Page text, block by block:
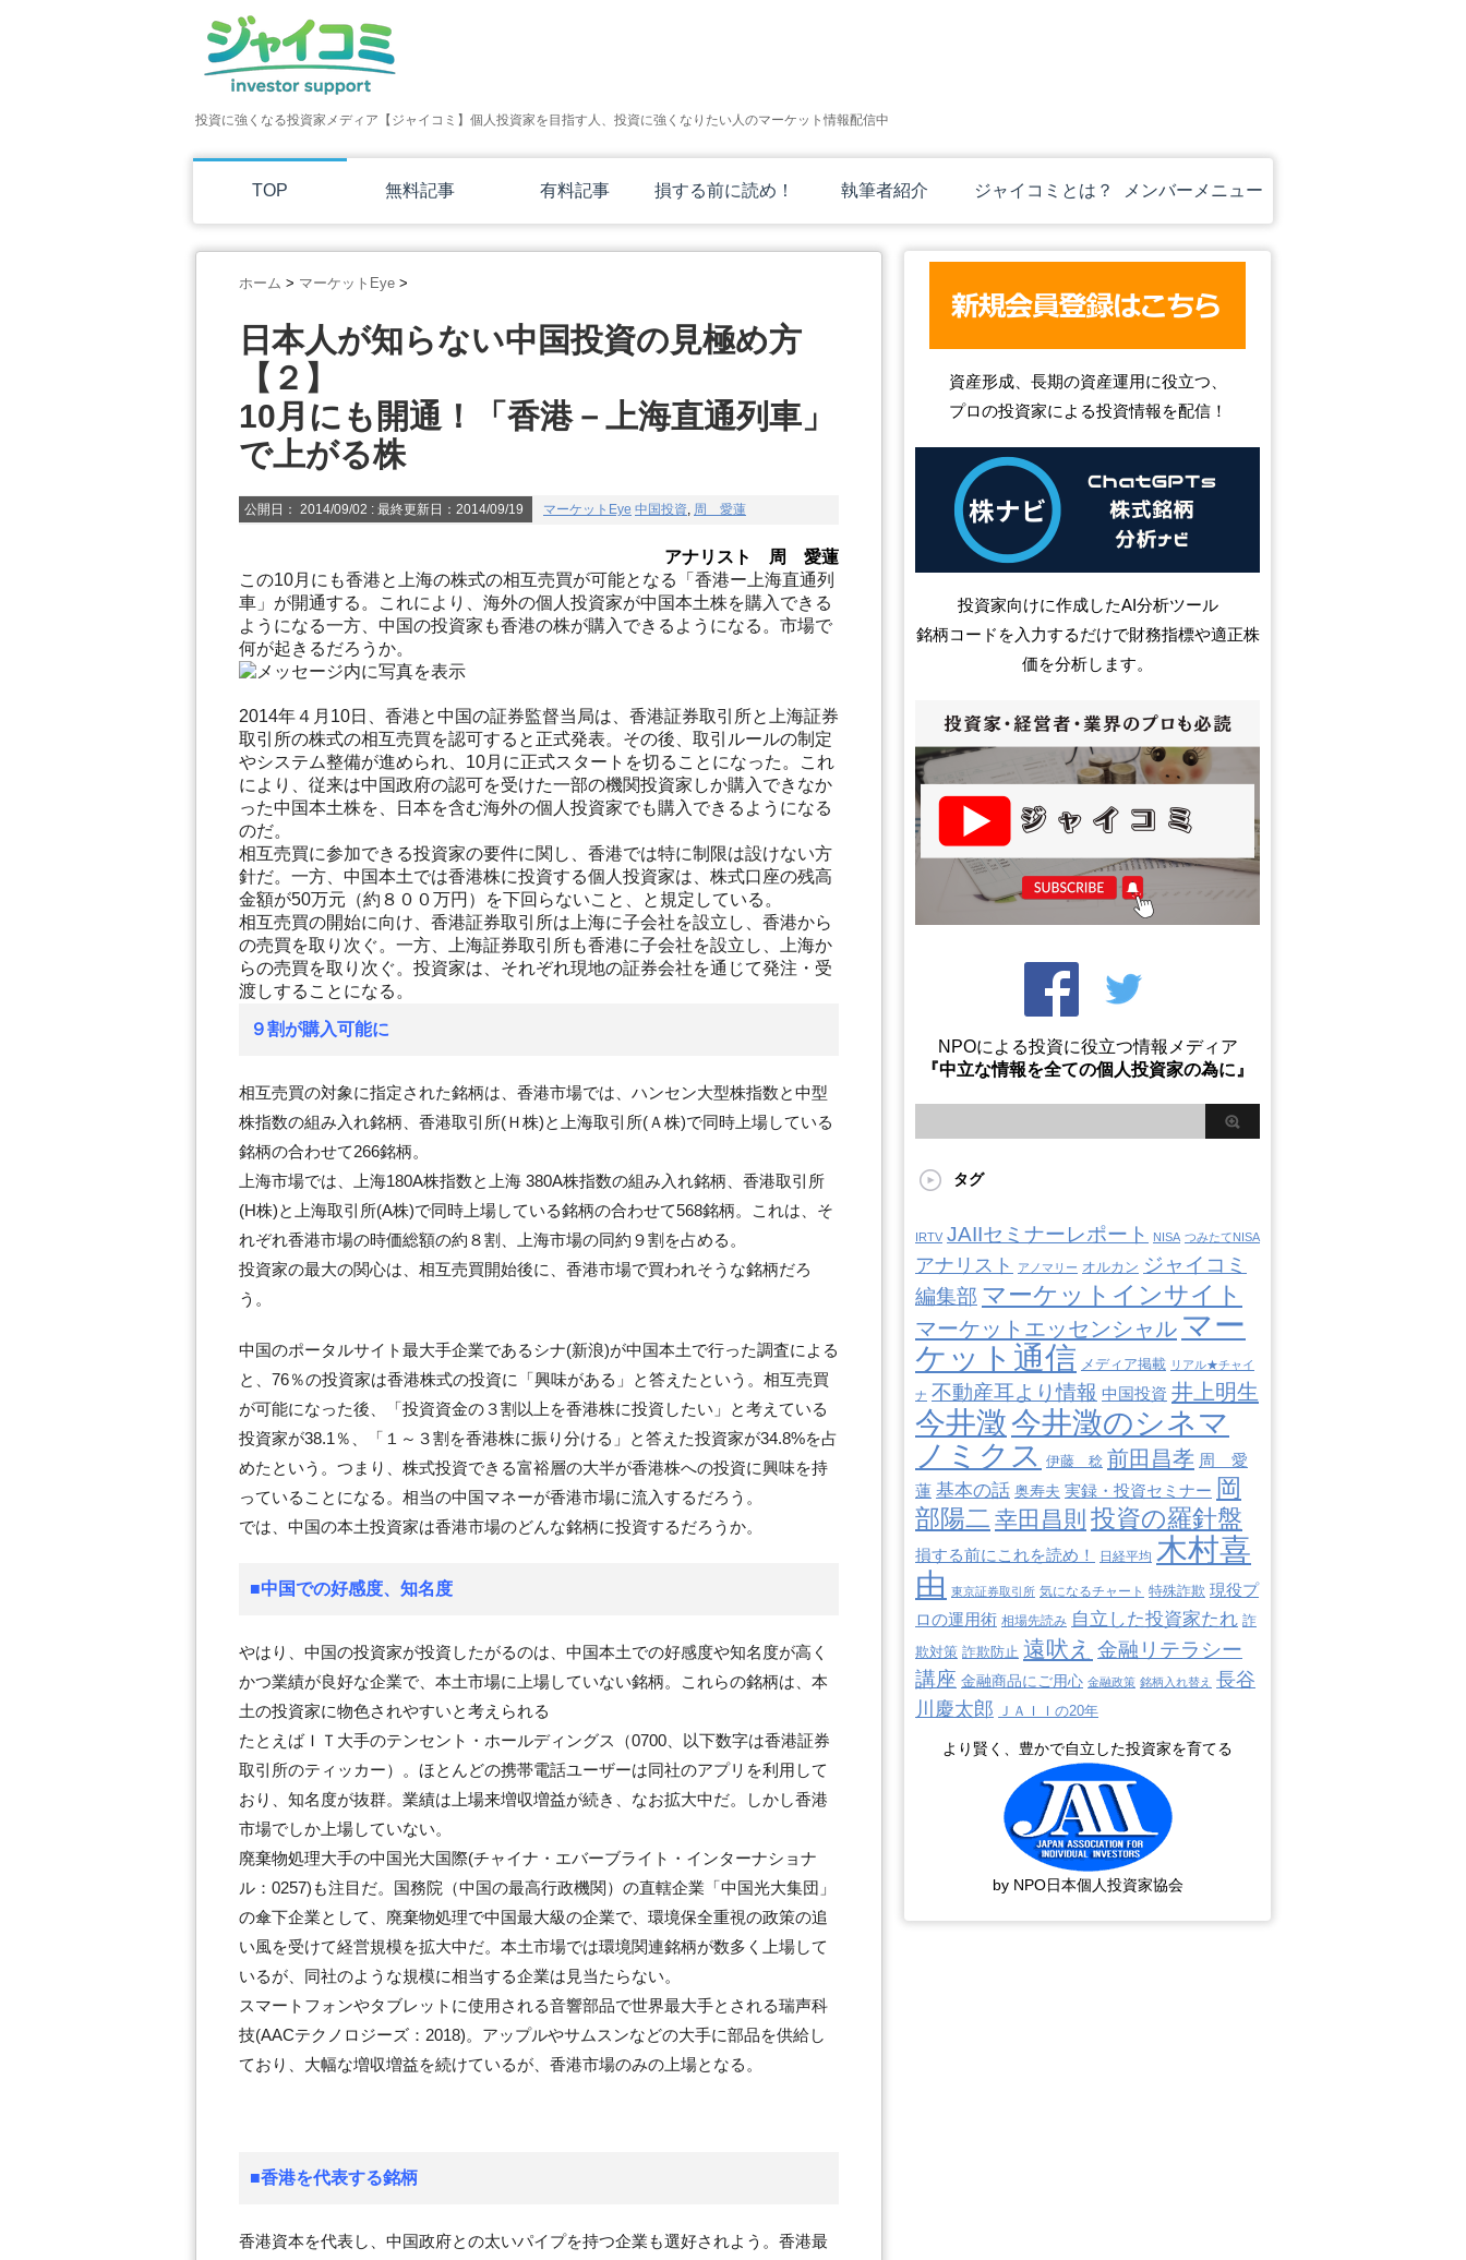
投資に強くなる投資家メディア【ジャイコミ】個人投資家を目指す人、投資に強くなりたい人のマーケット情報配信中
TOP 無料記事 有料記事 損する前に読め！ 執筆者紹介 ジャイコミとは？ メンバーメニュー
ホーム > マーケットEye >
日本人が知らない中国投資の見極め方
【２】
10月にも開通！「香港－上海直通列車」
で上がる株
公開日： 2014/09/02 : 最終更新日：2014/09/19 マーケットEye 中国投資, 周 愛蓮
アナリスト 周 愛蓮
この10月にも香港と上海の株式の相互売買が可能となる「香港ー上海直通列
車」が開通する。これにより、海外の個人投資家が中国本土株を購入できる
ようになる一方、中国の投資家も香港の株が購入できるようになる。市場で
何が起きるだろうか。
2014年４月10日、香港と中国の証券監督当局は、香港証券取引所と上海証券
取引所の株式の相互売買を認可すると正式発表。その後、取引ルールの制定
やシステム整備が進められ、10月に正式スタートを切ることになった。これ
により、従来は中国政府の認可を受けた一部の機関投資家しか購入できなか
った中国本土株を、日本を含む海外の個人投資家でも購入できるようになる
のだ。
相互売買に参加できる投資家の要件に関し、香港では特に制限は設けない方
針だ。一方、中国本土では香港株に投資する個人投資家は、株式口座の残高
金額が50万元（約８００万円）を下回らないこと、と規定している。
相互売買の開始に向け、香港証券取引所は上海に子会社を設立し、香港から
の売買を取り次ぐ。一方、上海証券取引所も香港に子会社を設立し、上海か
らの売買を取り次ぐ。投資家は、それぞれ現地の証券会社を通じて発注・受
渡しすることになる。
９割が購入可能に
相互売買の対象に指定された銘柄は、香港市場では、ハンセン大型株指数と中型
株指数の組み入れ銘柄、香港取引所(Ｈ株)と上海取引所(Ａ株)で同時上場している
銘柄の合わせて266銘柄。
上海市場では、上海180A株指数と上海 380A株指数の組み入れ銘柄、香港取引所
(H株)と上海取引所(A株)で同時上場している銘柄の合わせて568銘柄。これは、そ
れぞれ香港市場の時価総額の約８割、上海市場の同約９割を占める。
投資家の最大の関心は、相互売買開始後に、香港市場で買われそうな銘柄だろ
う。
中国のポータルサイト最大手企業であるシナ(新浪)が中国本土で行った調査による
と、76％の投資家は香港株式の投資に「興味がある」と答えたという。相互売買
が可能になった後、「投資資金の３割以上を香港株に投資したい」と考えている
投資家が38.1％、「１～３割を香港株に振り分ける」と答えた投資家が34.8%を占
めたという。つまり、株式投資できる富裕層の大半が香港株への投資に興味を持
っていることになる。相当の中国マネーが香港市場に流入するだろう。
では、中国の本土投資家は香港市場のどんな銘柄に投資するだろうか。
■中国での好感度、知名度
やはり、中国の投資家が投資したがるのは、中国本土での好感度や知名度が高く
かつ業績が良好な企業で、本土市場に上場していない銘柄。これらの銘柄は、本
土の投資家に物色されやすいと考えられる
たとえばＩＴ大手のテンセント・ホールディングス（0700、以下数字は香港証券
取引所のティッカー）。ほとんどの携帯電話ユーザーは同社のアプリを利用して
おり、知名度が抜群。業績は上場来増収増益が続き、なお拡大中だ。しかし香港
市場でしか上場していない。
廃棄物処理大手の中国光大国際(チャイナ・エバーブライト・インターナショナ
ル：0257)も注目だ。国務院（中国の最高行政機関）の直轄企業「中国光大集団」
の傘下企業として、廃棄物処理で中国最大級の企業で、環境保全重視の政策の追
い風を受けて経営規模を拡大中だ。本土市場では環境関連銘柄が数多く上場して
いるが、同社のような規模に相当する企業は見当たらない。
スマートフォンやタブレットに使用される音響部品で世界最大手とされる瑞声科
技(AACテクノロジーズ：2018)。アップルやサムスンなどの大手に部品を供給し
ており、大幅な増収増益を続けているが、香港市場のみの上場となる。
■香港を代表する銘柄
香港資本を代表し、中国政府との太いパイプを持つ企業も選好されよう。香港最
資産形成、長期の資産運用に役立つ、
プロの投資家による投資情報を配信！
投資家向けに作成したAI分析ツール
銘柄コードを入力するだけで財務指標や適正株
価を分析します。
NPOによる投資に役立つ情報メディア
『中立な情報を全ての個人投資家の為に』
タグ
IRTV JAIIセミナーレポート NISA つみたてNISA
アナリスト アノマリー オルカン ジャイコミ
編集部 マーケットインサイト
マーケットエッセンシャル マー
ケット通信 メディア掲載 リアル★チャイ
ナ 不動産耳より情報 中国投資 井上明生
今井澂今井澂のシネマ
ノミクス 伊藤 稔 前田昌孝 周 愛
蓮 基本の話 奥寿夫 実録・投資セミナー 岡
部陽二 幸田昌則 投資の羅針盤
損する前にこれを読め！ 日経平均 木村喜
由 東京証券取引所 気になるチャート 特殊詐欺 現役プ
ロの運用術 相場先読み 自立した投資家たれ 詐
欺対策 詐欺防止 遠吠え 金融リテラシー
講座 金融商品にご用心 金融政策 銘柄入れ替え
長谷
川慶太郎 ＪＡＩＩの20年
より賢く、豊かで自立した投資家を育てる
by NPO日本個人投資家協会